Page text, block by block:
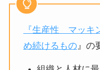
『生産性 マッキ
め続けるもの』の